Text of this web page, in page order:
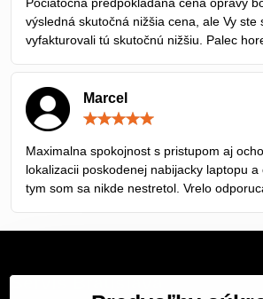
Počiatočná predpokladaná cena opravy
výsledná skutočná nižšia cena, ale Vy ste
vyfakturovali tú skutočnú nižšiu. Palec
Marcel
5
Maximalna spokojnost s pristupom aj
lokalizacii poskodenej nabijacky laptopu
tym som sa nikde nestretol. Vrelo
Servis Bratislava